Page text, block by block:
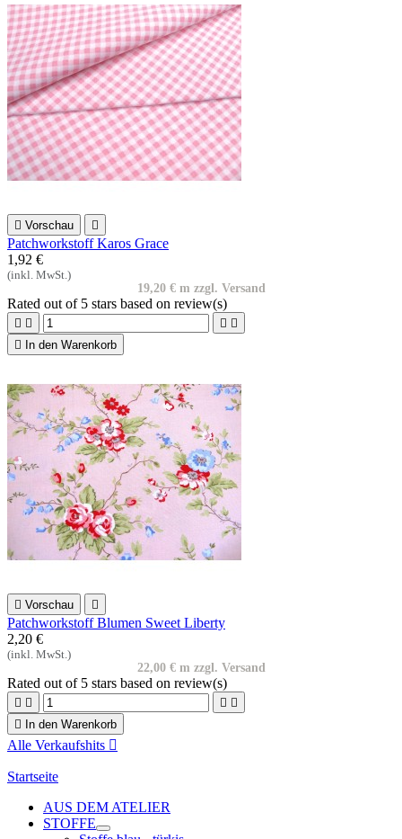
 Vorschau 
Patchworkstoff Karos Grace
1,92 €
(inkl. MwSt.)
19,20 € m zzgl. Versand
Rated out of 5 stars based on review(s)
   

In den Warenkorb
 Vorschau 
Patchworkstoff Blumen Sweet Liberty
2,20 €
(inkl. MwSt.)
22,00 € m zzgl. Versand
Rated out of 5 stars based on review(s)
   

In den Warenkorb
Alle Verkaufshits 
Startseite
AUS DEM ATELIER
STOFFE